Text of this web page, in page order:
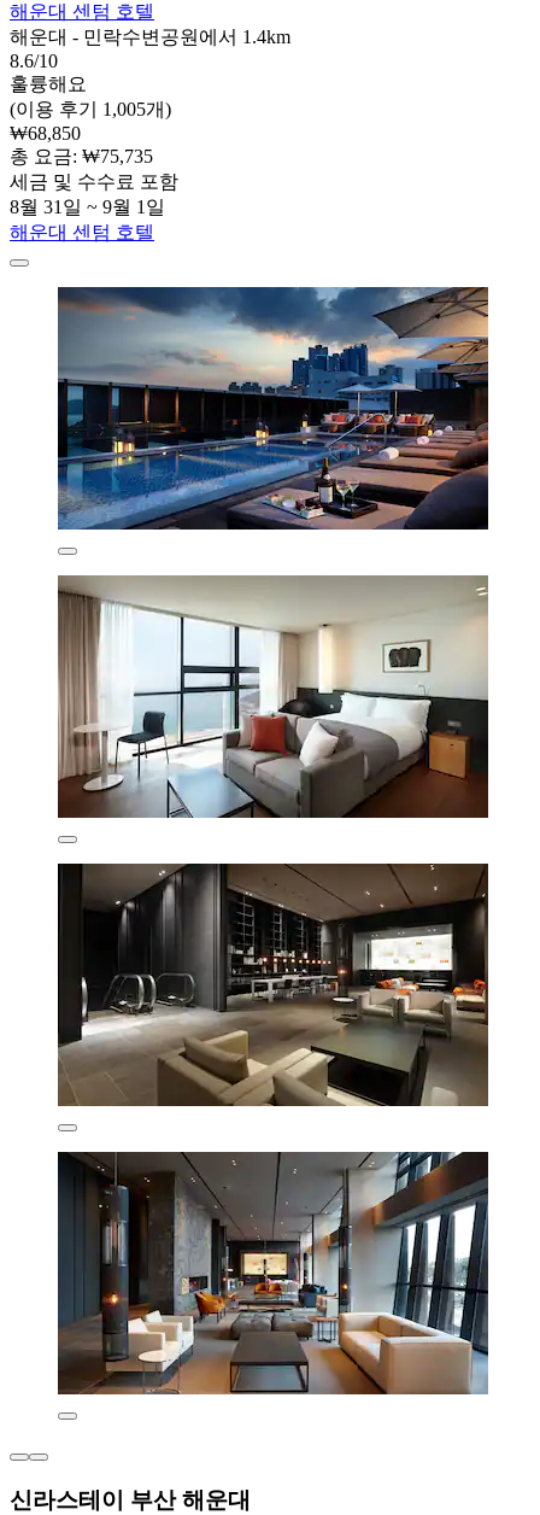
해운대 센텀 호텔
해운대 - 민락수변공원에서 1.4km
8.6/10
훌륭해요
(이용 후기 1,005개)
₩68,850
총 요금: ₩75,735
세금 및 수수료 포함
8월 31일 ~ 9월 1일
해운대 센텀 호텔
신라스테이 부산 해운대